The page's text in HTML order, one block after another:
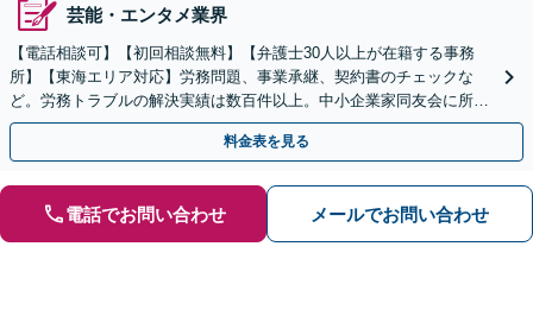
芸能・エンタメ業界
【電話相談可】【初回相談無料】【弁護士30人以上が在籍する事務
所】【東海エリア対応】労務問題、事業承継、契約書のチェックな
ど。労務トラブルの解決実績は数百件以上。中小企業家同友会に所属
しセミナー講師なども担当【初回相談無料】
料金表を見る
電話でお問い合わせ メールでお問い合わせ